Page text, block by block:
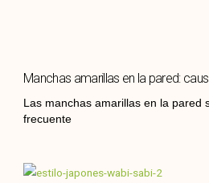
Manchas amarillas en la pared:
Las manchas amarillas en la pared
frecuente